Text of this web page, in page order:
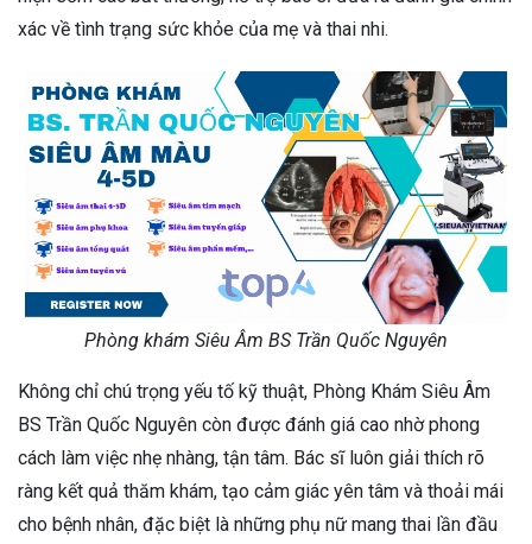
xác về tình trạng sức khỏe của mẹ và thai nhi.
Phòng khám Siêu Âm BS Trần Quốc Nguyên
Không chỉ chú trọng yếu tố kỹ thuật, Phòng Khám Siêu Âm
BS Trần Quốc Nguyên còn được đánh giá cao nhờ phong
cách làm việc nhẹ nhàng, tận tâm. Bác sĩ luôn giải thích rõ
ràng kết quả thăm khám, tạo cảm giác yên tâm và thoải mái
cho bệnh nhân, đặc biệt là những phụ nữ mang thai lần đầu